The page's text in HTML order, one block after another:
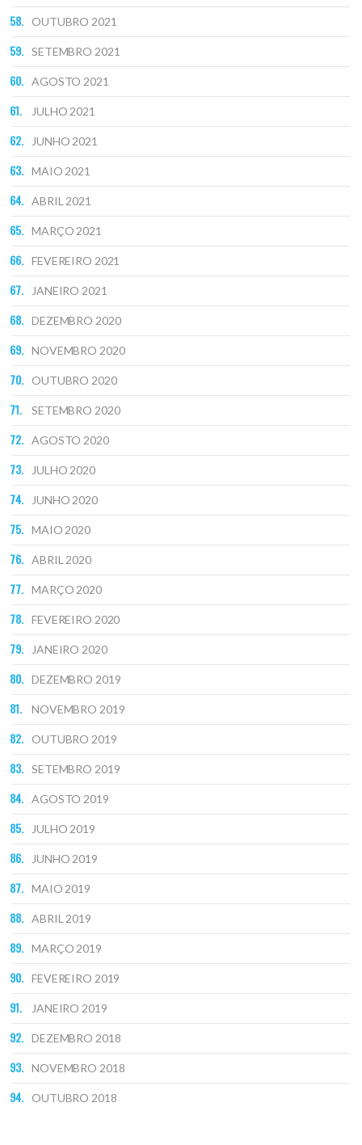
OUTUBRO 2021
SETEMBRO 2021
AGOSTO 2021
JULHO 2021
JUNHO 2021
MAIO 2021
ABRIL 2021
MARÇO 2021
FEVEREIRO 2021
JANEIRO 2021
DEZEMBRO 2020
NOVEMBRO 2020
OUTUBRO 2020
SETEMBRO 2020
AGOSTO 2020
JULHO 2020
JUNHO 2020
MAIO 2020
ABRIL 2020
MARÇO 2020
FEVEREIRO 2020
JANEIRO 2020
DEZEMBRO 2019
NOVEMBRO 2019
OUTUBRO 2019
SETEMBRO 2019
AGOSTO 2019
JULHO 2019
JUNHO 2019
MAIO 2019
ABRIL 2019
MARÇO 2019
FEVEREIRO 2019
JANEIRO 2019
DEZEMBRO 2018
NOVEMBRO 2018
OUTUBRO 2018